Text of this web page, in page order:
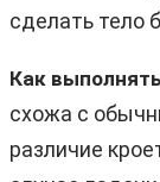
сделать тело
Как выполнять
схожа с
различие